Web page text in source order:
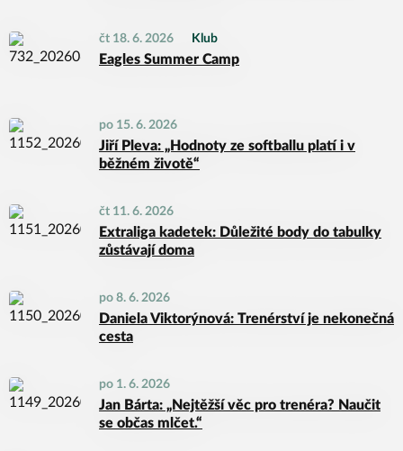
čt 18. 6. 2026 Klub
Eagles Summer Camp
po 15. 6. 2026
Jiří Pleva: „Hodnoty ze softballu platí i v
běžném životě“
čt 11. 6. 2026
Extraliga kadetek: Důležité body do tabulky
zůstávají doma
po 8. 6. 2026
Daniela Viktorýnová: Trenérství je nekonečná
cesta
po 1. 6. 2026
Jan Bárta: „Nejtěžší věc pro trenéra? Naučit
se občas mlčet.“